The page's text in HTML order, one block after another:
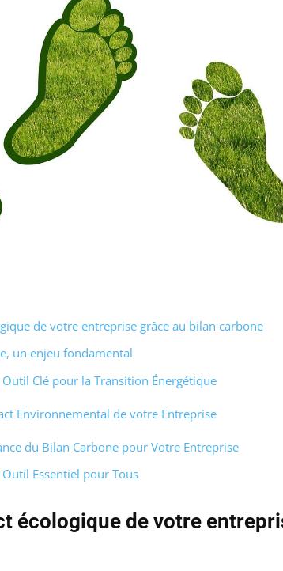
de votre entreprise grâce au bilan carbone
un enjeu fondamental
Clé pour la Transition Énergétique
Environnemental de votre Entreprise
du Bilan Carbone pour Votre Entreprise
Essentiel pour Tous
écologique de votre